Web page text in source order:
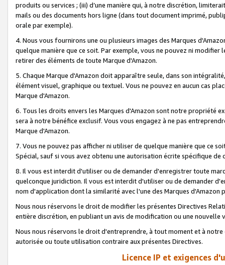
produits ou services ; (iii) d’une manière qui, à notre discrétion,
mails ou des documents hors ligne (dans tout document imprimé,
orale par exemple).
4. Nous vous fournirons une ou plusieurs images des Marques
quelque manière que ce soit. Par exemple, vous ne pouvez ni
retirer des éléments de toute Marque d'Amazon.
5. Chaque Marque d'Amazon doit apparaître seule, dans son
élément visuel, graphique ou textuel. Vous ne pouvez en aucun cas
Marque d'Amazon.
6. Tous les droits envers les Marques d'Amazon sont notre propriété
sera à notre bénéfice exclusif. Vous vous engagez à ne pas
Marque d'Amazon.
7. Vous ne pouvez pas afficher ni utiliser de quelque manière que ce
Spécial, sauf si vous avez obtenu une autorisation écrite spécifique de
8. Il vous est interdit d'utiliser ou de demander d'enregistrer toute
quelconque juridiction. Il vous est interdit d'utiliser ou de demander
nom d'application dont la similarité avec l'une des Marques
Nous nous réservons le droit de modifier les présentes Directives
entière discrétion, en publiant un avis de modification ou une nouvelle
Nous nous réservons le droit d'entreprendre, à tout moment et à
autorisée ou toute utilisation contraire aux présentes Directives.
Licence IP et exigences